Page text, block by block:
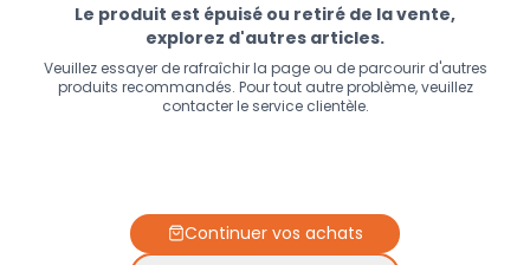
Le produit est épuisé ou retiré de la vente,
explorez d'autres articles.
Veuillez essayer de rafraîchir la page ou de parcourir d'autres
produits recommandés. Pour tout autre problème, veuillez
contacter le service clientèle.
Continuer vos achats